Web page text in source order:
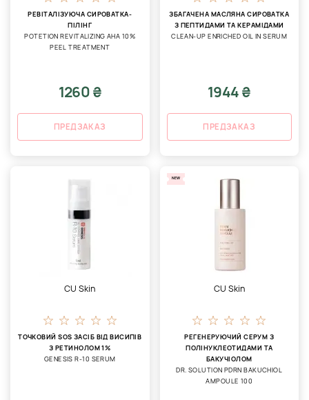
РЕВІТАЛІЗУЮЧА СИРОВАТКА-
ПІЛІНГ
POTETION REVITALIZING AHA 10%
PEEL TREATMENT
1260 ₴
ПРЕДЗАКАЗ
ЗБАГАЧЕНА МАСЛЯНА СИРОВАТКА
З ПЕПТИДАМИ ТА КЕРАМІДАМИ
CLEAN-UP ENRICHED OIL IN SERUM
1944 ₴
ПРЕДЗАКАЗ
CU Skin
ТОЧКОВИЙ SOS ЗАСІБ ВІД ВИСИПІВ
З РЕТИНОЛОМ 1%
GENESIS R-10 SERUM
NEW
CU Skin
РЕГЕНЕРУЮЧИЙ СЕРУМ З
ПОЛІНУКЛЕОТИДАМИ ТА
БАКУЧІОЛОМ
DR. SOLUTION PDRN BAKUCHIOL
AMPOULE 100